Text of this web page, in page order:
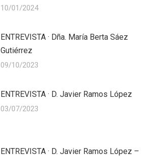
10/01/2024
ENTREVISTA · Dña. María Berta Sáez
Gutiérrez
09/10/2023
ENTREVISTA · D. Javier Ramos López
03/07/2023
ENTREVISTA · D. Javier Ramos López –